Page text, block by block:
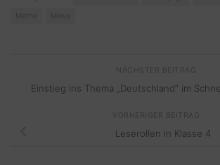
Mathe
Minus
NÄCHSTER BEITRAG
Einstieg ins Thema „Deutschland“ im
VORHERIGER BEITRAG
Leserollen in Klasse 4